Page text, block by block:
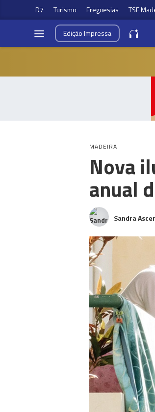
D7 Turismo Freguesias TSF
EdiçãoImpressa
MADEIRA
Nova
anual
Sandra